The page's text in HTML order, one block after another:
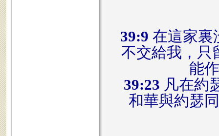
39:9 在這家裏
不交給我，只
能
39:23 凡在約
和華與約瑟